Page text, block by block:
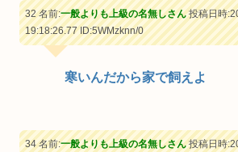
32 名前:一般よりも上級の名無しさん投稿日時
19:18:26.77ID:5WMzknn/0
寒いんだから家で飼えよ
34 名前:一般よりも上級の名無しさん投稿日時